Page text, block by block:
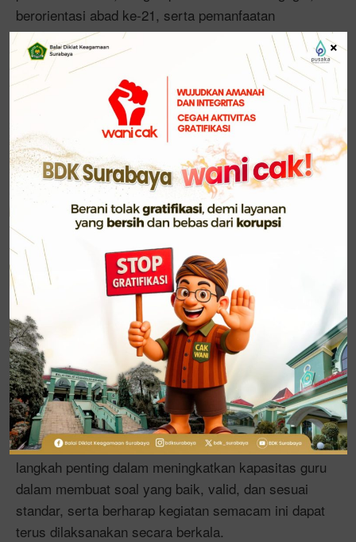
berorientasi abad ke-21, serta pemanfaatan
teknologi. Sistem penilaian pun bergeser dari UN ke
asesmen yang lebih komprehensif seperti TKA,
yang mengukur kompetensi akademik, penalaran,
dan kemampuan pemecahan masalah. Sementara
itu, asesmen nasional (AN) meliputi AKM (Asesmen
Kompetensi Minimum), survei karakter, dan survei
lingkungan belajar yang menilai kemampuan berpikir
kritis, karakter siswa, serta kondisi lingkungan
sekolah.
Acara ini dibuka secara resmi oleh Kepala BDK
Surabaya, Dr. H. Japar, M.Pd. Dalam sambutannya,
beliau menekankan bahwa asesmen pembelajaran
adalah upaya strategis seorang guru dalam
mengumpulkan dan mengelola informasi untuk
mengetahui kebutuhan serta peningkatan hasil
belajar siswa. “Asesmen harus menjadi bahan
refleksi guru dalam merancang pembelajaran yang
lebih baik dan tepat sasaran,” ujarnya. Beliau juga
mengapresiasi terselenggaranya webinar ini sebagai
langkah penting dalam meningkatkan kapasitas guru
dalam membuat soal yang baik, valid, dan sesuai
standar, serta berharap kegiatan semacam ini dapat
terus dilaksanakan secara berkala.
×